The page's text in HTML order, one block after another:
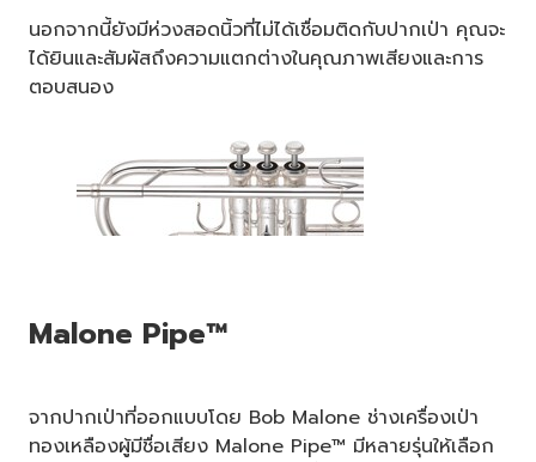
นอกจากนี้ยังมีห่วงสอดนิ้วที่ไม่ได้เชื่อมติดกับปากเป่า คุณจะ
ได้ยินและสัมผัสถึงความแตกต่างในคุณภาพเสียงและการ
ตอบสนอง
Malone Pipe™
จากปากเป่าที่ออกแบบโดย Bob Malone ช่างเครื่องเป่า
ทองเหลืองผู้มีชื่อเสียง Malone Pipe™ มีหลายรุ่นให้เลือก